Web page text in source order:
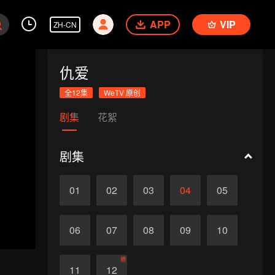
ZH-CN APP VIP
仇爱
全12集 WeTV 原创
剧集 花絮
剧集
01 02 03 04 05
06 07 08 09 10
11 12
终